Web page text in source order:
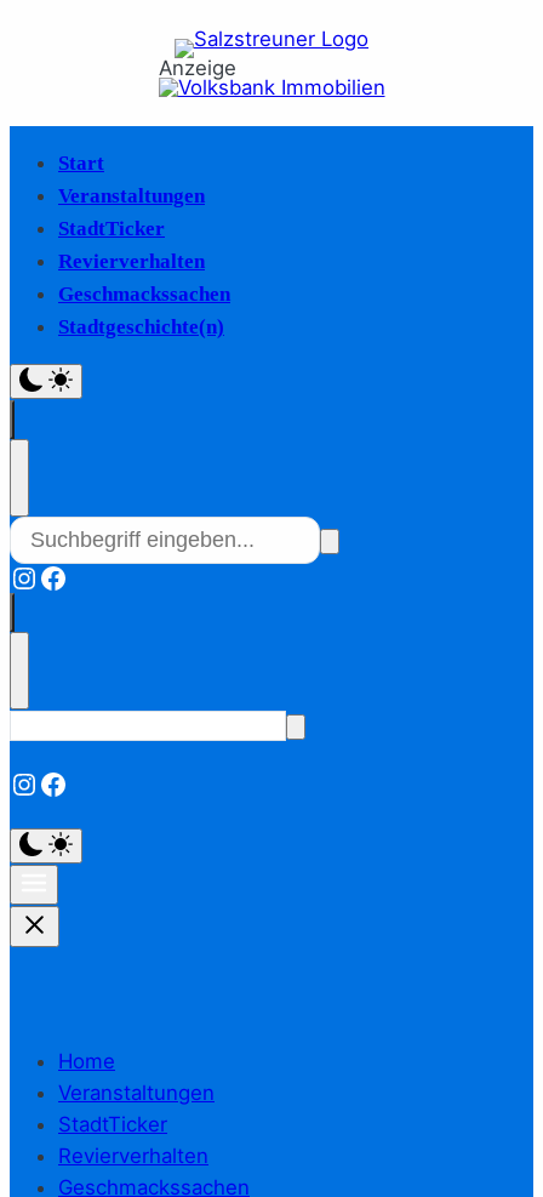
Anzeige
Start
Veranstaltungen
StadtTicker
Revierverhalten
Geschmackssachen
Stadtgeschichte(n)
Instagram
Facebook
Instagram
Facebook
Home
Veranstaltungen
StadtTicker
Revierverhalten
Geschmackssachen